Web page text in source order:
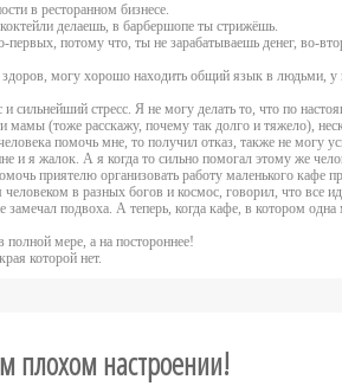
в ресторанном бизнесе.
делаешь, в барбершопе ты стрижёшь.
потому что, ты не зарабатываешь денег, во-
могу хорошо находить общий язык в
стресс. Я не могу делать то, что по
мамы (тоже расскажу, почему так долго и тяжело),
помочь мне, то получил отказ, также не могу
и я жалок. А я когда то сильно помогал этому же
приятелю организовать работу маленького
в разных богов и космос, говорил, что все
подвоха. А теперь, когда кафе, в котором
мере, а на постороннее!
которой нет.
плохом настроении!